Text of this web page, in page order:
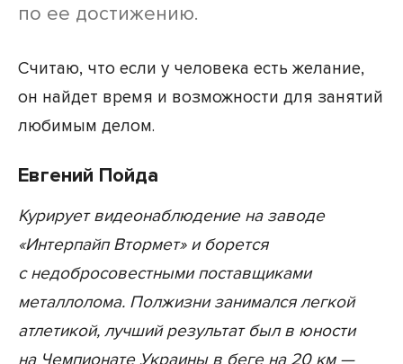
по ее достижению.
Считаю, что если у человека есть желание,
он найдет время и возможности для занятий
любимым делом.
Евгений Пойда
Курирует видеонаблюдение на заводе
«Интерпайп Втормет» и борется
с недобросовестными поставщиками
металлолома. Полжизни занимался легкой
атлетикой, лучший результат был в юности
на Чемпионате Украины в беге на 20 км —